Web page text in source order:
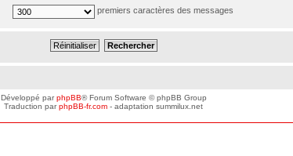
premiers caractères des messages
Développé parphpBB® Forum Software © phpBB Group
Traduction parphpBB-fr.com - adaptation summilux.net